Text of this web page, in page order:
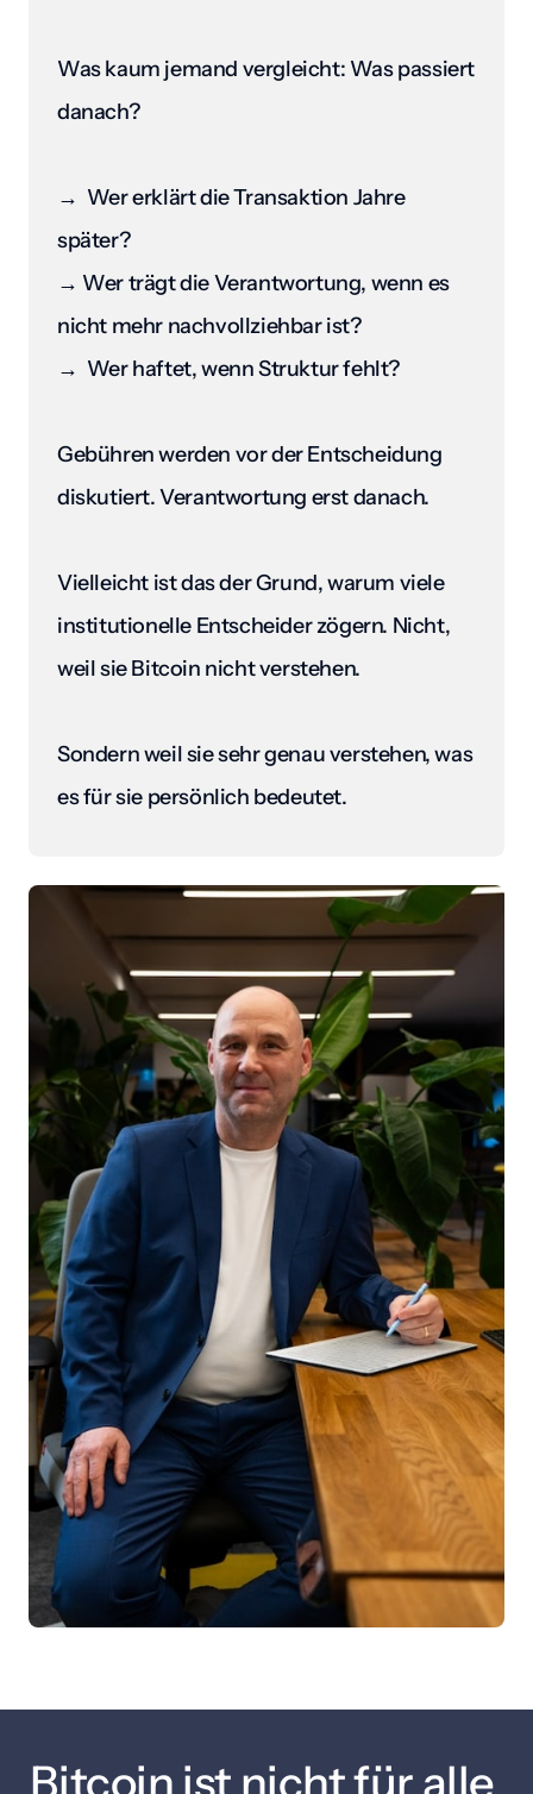
Was kaum jemand vergleicht: Was passiert
danach?
→  Wer erklärt die Transaktion Jahre
später?
→ Wer trägt die Verantwortung, wenn es
nicht mehr nachvollziehbar ist?
→  Wer haftet, wenn Struktur fehlt?
Gebühren werden vor der Entscheidung
diskutiert. Verantwortung erst danach.
Vielleicht ist das der Grund, warum viele
institutionelle Entscheider zögern. Nicht,
weil sie Bitcoin nicht verstehen.
Sondern weil sie sehr genau verstehen, was
es für sie persönlich bedeutet.
Bitcoin ist nicht für alle